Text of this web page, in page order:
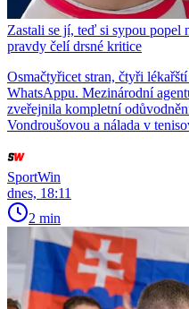
Zastali se jí, teď si sypou popel
pravdy čelí drsné kritice
Osmačtyřicet stran, čtyři
WhatsAppu. Mezinárodní
zveřejnila kompletní
Vondroušovou a nálada v
SportWin
dnes, 18:11
2 min